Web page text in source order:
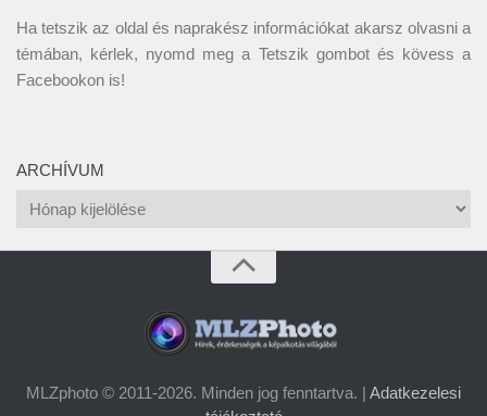
Ha tetszik az oldal és naprakész információkat akarsz olvasni a
témában, kérlek, nyomd meg a Tetszik gombot és kövess a
Facebookon is!
ARCHÍVUM
Archívum
MLZphoto © 2011-2026. Minden jog fenntartva. | Adatkezelesi